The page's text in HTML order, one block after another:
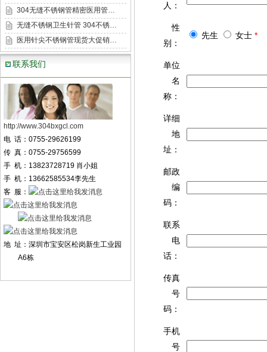
304无缝不锈钢管精密医用管…
无缝不锈钢卫生针管 304不锈…
医用针尖不锈钢管现货大促销…
联系我们
http://www.304bxgcl.com
电 话：0755-29626199
传 真：0755-29756599
手 机：13823728719 肖小姐
手 机：13662585534李先生
客 服：
地 址：深圳市宝安区松岗新生工业园
A6栋
人：
性
别：
先生 女士 *
单位
名
称：
详细
地
址：
邮政
编
码：
联系
电
话：
传真
号
码：
手机
号